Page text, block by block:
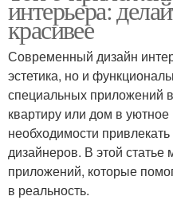
интерьера:
красивее
Современный дизайн
эстетика, но и
специальных приложений
квартиру или дом в
необходимости
дизайнеров. В этой
приложений, которые
в реальность.